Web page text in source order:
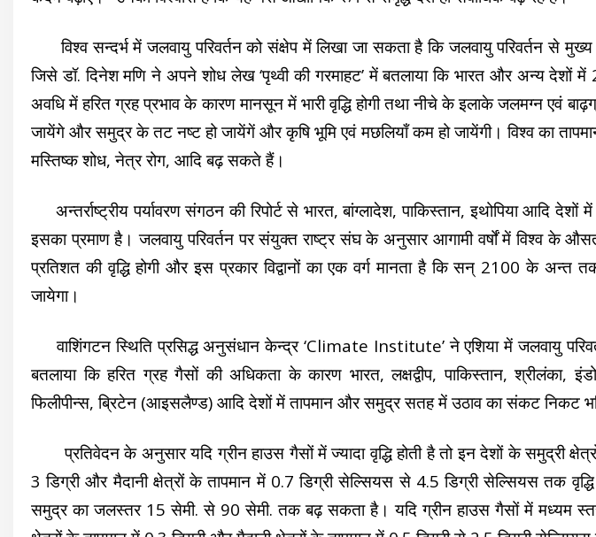
विश्व सन्दर्भ में जलवायु परिवर्तन को संक्षेप में लिखा जा सकता है कि जलवायु परिवर्तन से मुख्य
जिसे डॉ. दिनेश मणि ने अपने शोध लेख ‘पृथ्वी की गरमाहट’ में बतलाया कि भारत और अन्य
अवधि में हरित ग्रह प्रभाव के कारण मानसून में भारी वृद्धि होगी तथा नीचे के इलाके जलमग्न एवं
जायेंगे और समुद्र के तट नष्ट हो जायेंगें और कृषि भूमि एवं मछलियाँ कम हो जायेंगी। विश्व का
मस्तिष्क शोध, नेत्र रोग, आदि बढ़ सकते हैं।
अन्तर्राष्ट्रीय पर्यावरण संगठन की रिपोर्ट से भारत, बांग्लादेश, पाकिस्तान, इथोपिया आदि देशों
इसका प्रमाण है। जलवायु परिवर्तन पर संयुक्त राष्ट्र संघ के अनुसार आगामी वर्षों में विश्व के
प्रतिशत की वृद्धि होगी और इस प्रकार विद्वानों काएक वर्ग मानता है कि सन् 2100 के अन्त
जायेगा।
वाशिंगटन स्थिति प्रसिद्ध अनुसंधान केन्द्र ‘Climate Institute’ ने एशिया में जलवायु
बतलाया कि हरित ग्रह गैसों की अधिकता के कारण भारत, लक्षद्वीप, पाकिस्तान, श्रीलंका,
फिलीपीन्स, ब्रिटेन (आइसलैण्ड) आदि देशों में तापमान और समुद्र सतह में उठाव का संकट निकट
प्रतिवेदन के अनुसार यदि ग्रीन हाउस गैसों में ज्यादा वृद्धि होती है तो इन देशों के समुद्री
3 डिग्री और मैदानी क्षेत्रों के तापमान में 0.7 डिग्री सेल्सियस से 4.5 डिग्री सेल्सियस तक
समुद्र का जलस्तर 15 सेमी. से 90 सेमी. तक बढ़ सकता है। यदि ग्रीन हाउस गैसों में मध्यम स्तर